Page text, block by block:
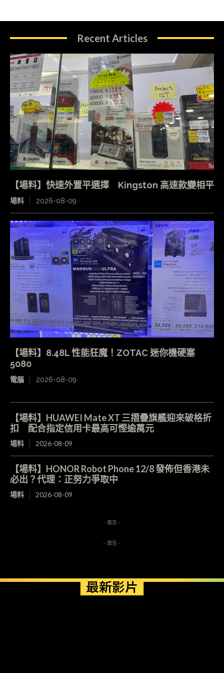
Recent Articles
【場料】快速外置平選擇 Kingston 高速款變相平
場料 2026-08-09
【場料】8.48L 性能狂魔！ZOTAC 迷你機硬塞
5080
電腦 2026-08-09
【場料】HUAWEI Mate XT 三摺疊旗艦迎來破格折
扣 配合指定信用卡最高可慳逾萬元
場料 2026-08-09
【場料】HONOR Robot Phone 12/8 發佈但香港未
必出？代理：正努力爭取中
場料 2026-08-09
- 廣告 -
- 廣告 -
最新影片